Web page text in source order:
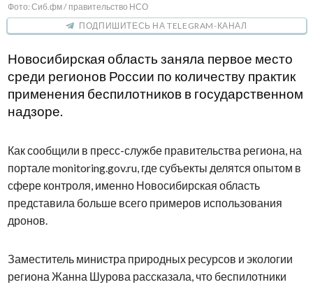
Фото: Сиб.фм / правительство НСО
ПОДПИШИТЕСЬ НА TELEGRAM-КАНАЛ
Новосибирская область заняла первое место
среди регионов России по количеству практик
применения беспилотников в государственном
надзоре.
Как сообщили в пресс-службе правительства региона, на
портале monitoring.gov.ru, где субъекты делятся опытом в
сфере контроля, именно Новосибирская область
представила больше всего примеров использования
дронов.
Заместитель министра природных ресурсов и экологии
региона Жанна Шурова рассказала, что беспилотники